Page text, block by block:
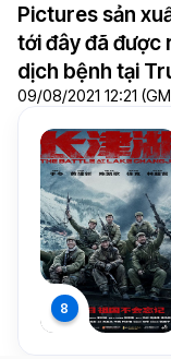
Pictures sản
tới đây đã được
dịch bệnh tại
09/08/2021 12:21